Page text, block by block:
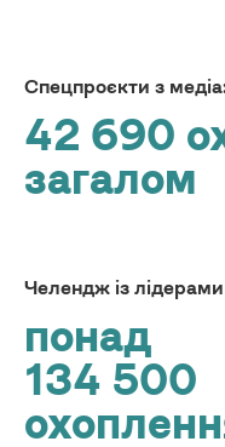
Спецпроєкти з
42 690
загалом
Челендж із
понад
134 500